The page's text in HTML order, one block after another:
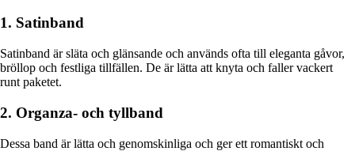
1. Satinband
Satinband är släta och glänsande och används ofta till eleganta gåvor,
bröllop och festliga tillfällen. De är lätta att knyta och faller vackert
runt paketet.
2. Organza- och tyllband
Dessa band är lätta och genomskinliga och ger ett romantiskt och